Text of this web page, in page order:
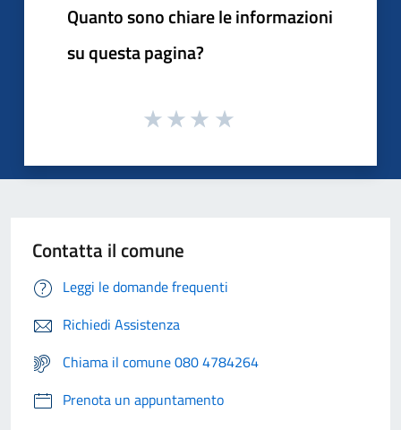
Quanto sono chiare le informazioni
su questa pagina?
Contatta il comune
Leggi le domande frequenti
Richiedi Assistenza
Chiama il comune 080 4784264
Prenota un appuntamento